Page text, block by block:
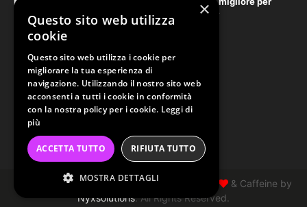
tutelare il vostro patrimonio e la vostra privacy
18/03/2026
Law & Disclaimer
PRIVACY POLICY
COOKIE POLICY
ORDINE AVVOCATI PERUGIA
Copyright Studio Tonzani 2026 © Made with
& Caffeine by
Nyxsolutions. All Rights Reserved.
×
Questo sito web utilizza
cookie
Questo sito web utilizza i cookie per
migliorare la tua esperienza di
navigazione. Utilizzando il nostro sito web
acconsenti a tutti i cookie in conformità
con la nostra policy per i cookie. Leggi di
più
ACCETTA TUTTO RIFIUTA TUTTO
MOSTRA DETTAGLI